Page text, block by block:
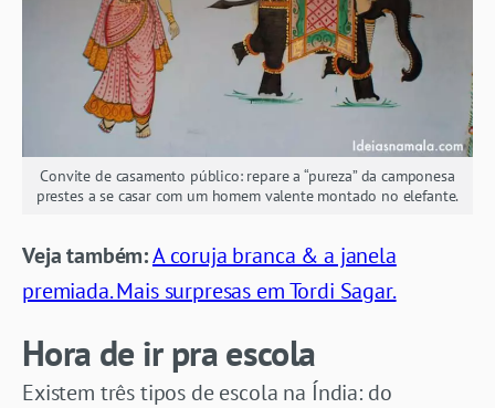
Convite de casamento público: repare a “pureza” da camponesa
prestes a se casar com um homem valente montado no elefante.
Veja também:A coruja branca & a janela
premiada. Mais surpresas em Tordi Sagar.
Hora de ir pra escola
Existem três tipos de escola na Índia: do